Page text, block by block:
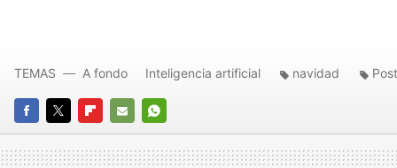
FACEBOOK
TWITTERFLIPBOARD
E-
MAIL
WHATSAPP
TEMAS A fondo Inteligencia artificial navidad